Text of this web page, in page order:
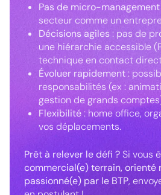
Pas de micro-management
secteur comme un
Décisions agiles: pas de
une hiérarchie accessible
technique en contact
Évoluer rapidement:
responsabilités (ex :
gestion de grands
Flexibilité: home office,
vos déplacements.
Prêt à relever le défi ?Si vous
commercial(e) terrain, orienté
passionné(e) par le BTP,